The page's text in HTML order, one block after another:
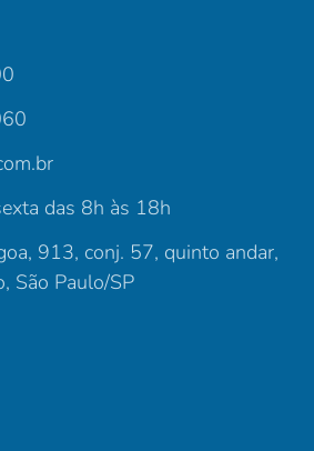
das 8h às 18h
913, conj. 57, quinto andar,
São Paulo/SP